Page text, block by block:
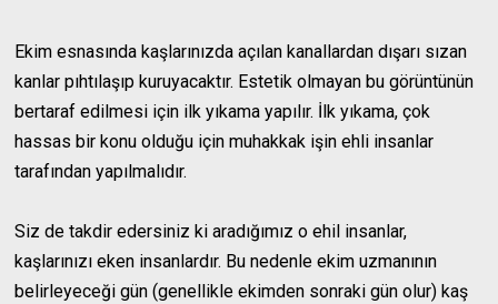
Ekim esnasında kaşlarınızda açılan kanallardan dışarı sızan
kanlar pıhtılaşıp kuruyacaktır. Estetik olmayan bu görüntünün
bertaraf edilmesi için ilk yıkama yapılır. İlk yıkama, çok
hassas bir konu olduğu için muhakkak işin ehli insanlar
tarafından yapılmalıdır.
Siz de takdir edersiniz ki aradığımız o ehil insanlar,
kaşlarınızı eken insanlardır. Bu nedenle ekim uzmanının
belirleyeceği gün (genellikle ekimden sonraki gün olur) kaş